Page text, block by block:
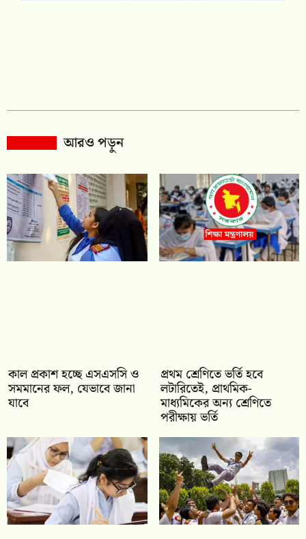
আরও পড়ুন
কাল প্রকাশ হচ্ছে এসএসসি ও
সমমানের ফল, যেভাবে জানা
যাবে
প্রথম শ্রেণিতে ভর্তি হবে
লটারিতেই, প্রাথমিক-
মাধ্যমিকের অন্য শ্রেণিতে
পরীক্ষায় ভর্তি